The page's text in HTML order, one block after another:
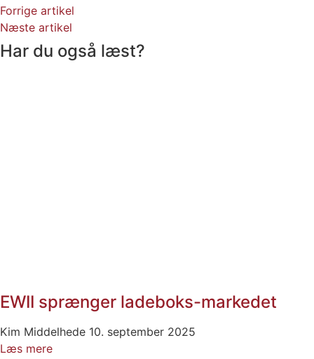
Forrige artikel
Næste artikel
Har du også læst?
EWII sprænger ladeboks-markedet
Kim Middelhede 10. september 2025
Læs mere